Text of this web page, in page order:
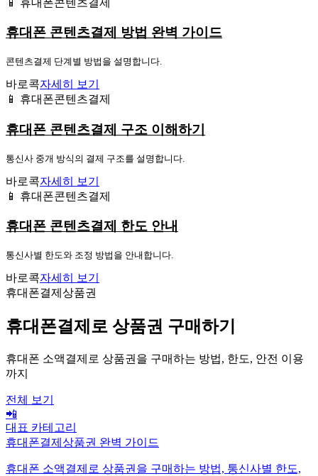
휴대폰 콘텐츠결제 방법 완벽 가이드
콘텐츠결제 단계별 방법을 설명합니다.
바로콕자세히 보기
📱 휴대폰콘텐츠결제
휴대폰 콘텐츠결제 구조 이해하기
통신사 중개 방식의 결제 구조를 설명합니다.
바로콕자세히 보기
📱 휴대폰콘텐츠결제
휴대폰 콘텐츠결제 한도 안내
통신사별 한도와 조정 방법을 안내합니다.
바로콕자세히 보기
휴대폰결제상품권
휴대폰결제로 상품권 구매하기
휴대폰 소액결제로 상품권을 구매하는 방법, 한도, 안전 이용
까지
전체 보기
📲
대표 카테고리
휴대폰결제상품권 완벽 가이드
휴대폰 소액결제로 상품권을 구매하는 방법, 통신사별 한도,